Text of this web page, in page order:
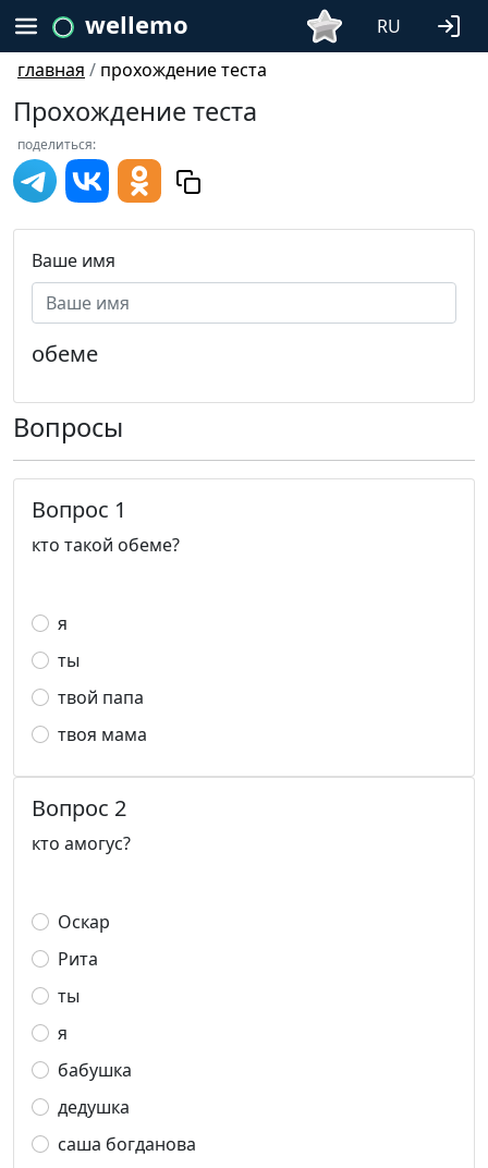
wellemo
RU
главная / прохождение теста
Прохождение теста
поделиться:
Ваше имя
обеме
Вопросы
Вопрос 1
кто такой обеме?
я
ты
твой папа
твоя мама
Вопрос 2
кто амогус?
Оскар
Рита
ты
я
бабушка
дедушка
саша богданова